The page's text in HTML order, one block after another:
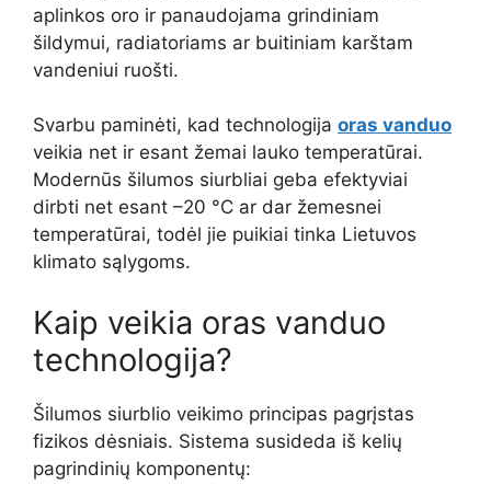
aplinkos oro ir panaudojama grindiniam
šildymui, radiatoriams ar buitiniam karštam
vandeniui ruošti.
Svarbu paminėti, kad technologija oras vanduo
veikia net ir esant žemai lauko temperatūrai.
Modernūs šilumos siurbliai geba efektyviai
dirbti net esant –20 °C ar dar žemesnei
temperatūrai, todėl jie puikiai tinka Lietuvos
klimato sąlygoms.
Kaip veikia oras vanduo
technologija?
Šilumos siurblio veikimo principas pagrįstas
fizikos dėsniais. Sistema susideda iš kelių
pagrindinių komponentų: